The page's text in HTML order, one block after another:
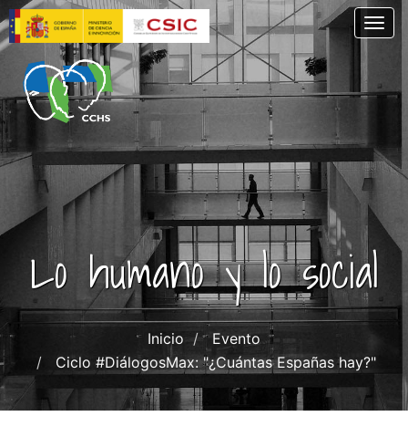
Skip
to
main
content
Lo humano y lo social
Inicio
Evento
Ciclo #DiálogosMax: "¿Cuántas Españas hay?"